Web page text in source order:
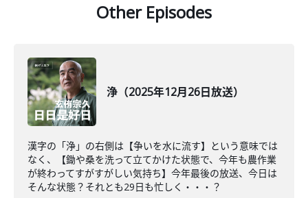
Other Episodes
浄（2025年12月26日放送）
漢字の「浄」の右側は【争いを水に流す】という意味では
なく、【鋤や桑を洗って立てかけた状態で、今年も農作業
が終わってすがすがしい気持ち】今年最後の放送、今日は
そんな状態？それとも29日も忙しく・・・？